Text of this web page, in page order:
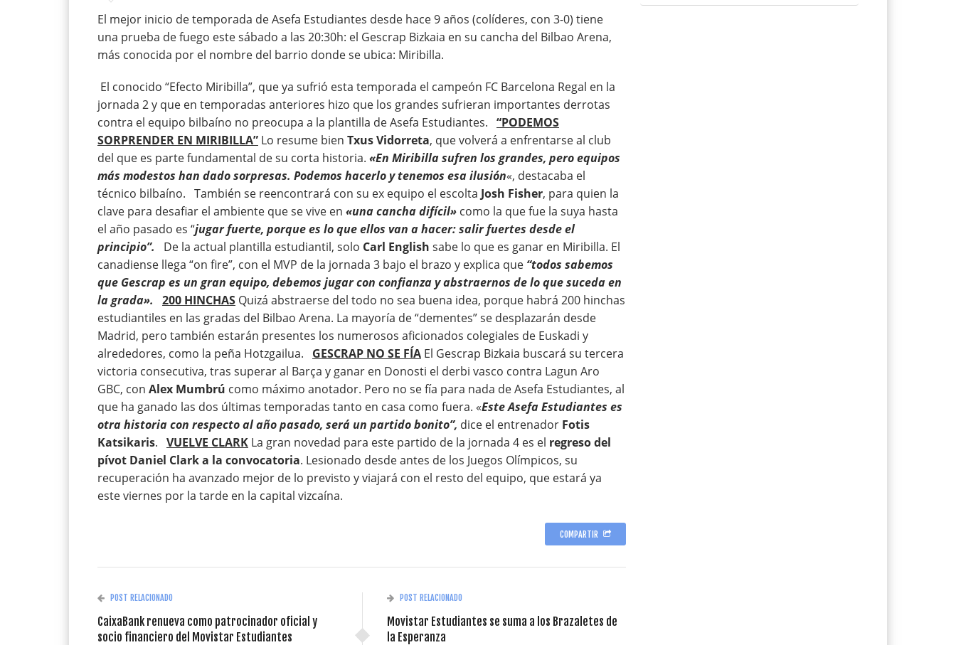
El mejor inicio de temporada de Asefa Estudiantes desde hace 9 años (colíderes, con 3-0) tiene
una prueba de fuego este sábado a las 20:30h: el Gescrap Bizkaia en su cancha del Bilbao Arena,
más conocida por el nombre del barrio donde se ubica: Miribilla.
El conocido “Efecto Miribilla”, que ya sufrió esta temporada el campeón FC Barcelona Regal en la
jornada 2 y que en temporadas anteriores hizo que los grandes sufrieran importantes derrotas
contra el equipo bilbaíno no preocupa a la plantilla de Asefa Estudiantes. “PODEMOS
SORPRENDER EN MIRIBILLA” Lo resume bien Txus Vidorreta, que volverá a enfrentarse al club
del que es parte fundamental de su corta historia. «En Miribilla sufren los grandes, pero equipos
más modestos han dado sorpresas. Podemos hacerlo y tenemos esa ilusión«, destacaba el
técnico bilbaíno. También se reencontrará con su ex equipo el escolta Josh Fisher, para quien la
clave para desafiar el ambiente que se vive en «una cancha difícil» como la que fue la suya hasta
el año pasado es “jugar fuerte, porque es lo que ellos van a hacer: salir fuertes desde el
principio”. De la actual plantilla estudiantil, solo Carl English sabe lo que es ganar en Miribilla. El
canadiense llega “on fire”, con el MVP de la jornada 3 bajo el brazo y explica que “todos sabemos
que Gescrap es un gran equipo, debemos jugar con confianza y abstraernos de lo que suceda en
la grada».
200 HINCHAS Quizá abstraerse del todo no sea buena idea, porque habrá 200 hinchas
estudiantiles en las gradas del Bilbao Arena. La mayoría de “dementes” se desplazarán desde
Madrid, pero también estarán presentes los numerosos aficionados colegiales de Euskadi y
alrededores, como la peña Hotzgailua. GESCRAP NO SE FÍA El Gescrap Bizkaia buscará su tercera
victoria consecutiva, tras superar al Barça y ganar en Donosti el derbi vasco contra Lagun Aro
GBC, con Alex Mumbrú como máximo anotador. Pero no se fía para nada de Asefa Estudiantes, al
que ha ganado las dos últimas temporadas tanto en casa como fuera. «Este Asefa Estudiantes es
otra historia con respecto al año pasado, será un partido bonito”, dice el entrenador Fotis
Katsikaris. VUELVE CLARK La gran novedad para este partido de la jornada 4 es el regreso del
pívot Daniel Clark a la convocatoria. Lesionado desde antes de los Juegos Olímpicos, su
recuperación ha avanzado mejor de lo previsto y viajará con el resto del equipo, que estará ya
este viernes por la tarde en la capital vizcaína.
COMPARTIR
POST RELACIONADO
CaixaBank renueva como patrocinador oficial y
socio financiero del Movistar Estudiantes
POST RELACIONADO
Movistar Estudiantes se suma a los Brazaletes de
la Esperanza